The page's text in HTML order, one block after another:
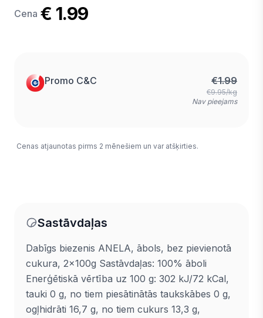
Cena € 1.99
Promo C&C €1.99
€9.95/kg
Nav pieejams
Cenas atjaunotas pirms 2 mēnešiem un var atšķirties.
Sastāvdaļas
Dabīgs biezenis ANELA, ābols, bez pievienotā
cukura, 2x100g Sastāvdaļas: 100% āboli
Enerģētiskā vērtība uz 100 g: 302 kJ/72 kCal,
tauki 0 g, no tiem piesātinātās taukskābes 0 g,
ogļhidrāti 16,7 g, no tiem cukurs 13,3 g,